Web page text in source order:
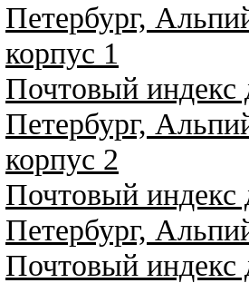
Петербург,
корпус 1
Почтовый индекс
Петербург,
корпус 2
Почтовый индекс
Петербург,
Почтовый индекс